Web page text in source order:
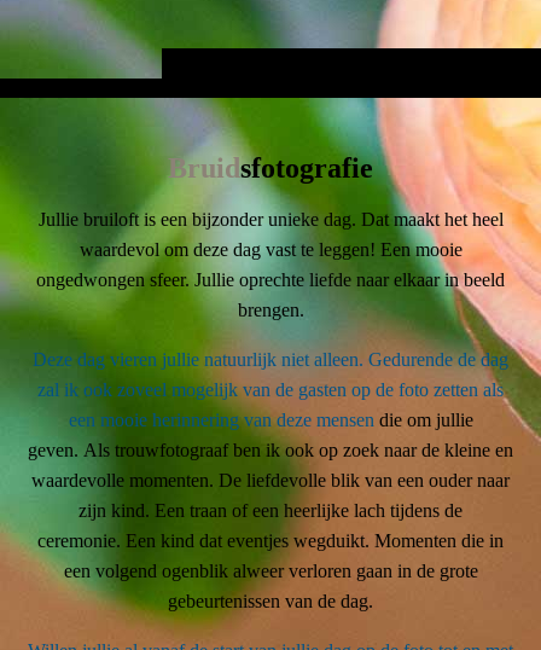
Bruidsfotografie
Jullie bruiloft is een bijzonder unieke dag. Dat maakt het heel
waardevol om deze dag vast te leggen! Een mooie
ongedwongen sfeer. Jullie oprechte liefde naar elkaar in beeld
brengen.
Deze dag vieren jullie natuurlijk niet alleen. Gedurende de dag
zal ik ook zoveel mogelijk van de gasten op de foto zetten als
een mooie herinnering van deze mensen die om jullie
geven. Als trouwfotograaf ben ik ook op zoek naar de kleine en
waardevolle momenten. De liefdevolle blik van een ouder naar
zijn kind. Een traan of een heerlijke lach tijdens de
ceremonie. Een kind dat eventjes wegduikt. Momenten die in
een volgend ogenblik alweer verloren gaan in de grote
gebeurtenissen van de dag.